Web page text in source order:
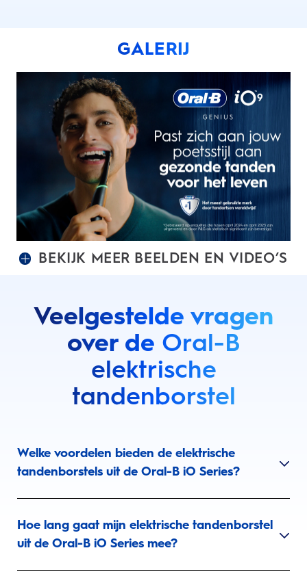
GALERIJ
BEKIJK MEER BEELDEN EN VIDEO’S
Veelgestelde vragen
over de Oral-B
elektrische
tandenborstel
Welke voordelen bieden de elektrische
tandenborstels uit de Oral-B iO Series?
Hoe lang gaat mijn elektrische tandenborstel
uit de Oral-B iO Series mee?